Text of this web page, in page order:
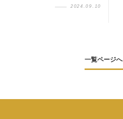
2024.09.10
一覧ページへ